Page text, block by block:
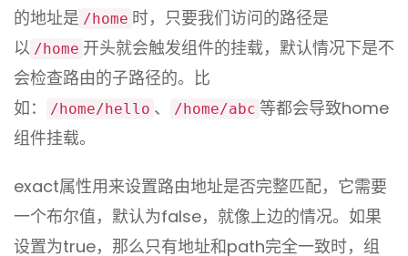
的地址是 /home 时，只要我们访问的路径是
以 /home 开头就会触发组件的挂载，默认情况下是不
会检查路由的子路径的。比
如：
/home/hello 、 /home/abc 等都会导致home
组件挂载。
exact属性用来设置路由地址是否完整匹配，它需要
一个布尔值，默认为false，就像上边的情况。如果
设置为true，那么只有地址和path完全一致时，组